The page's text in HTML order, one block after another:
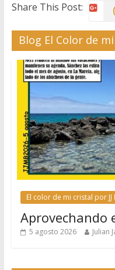
Share This Post:
Blog El Color de
El color de mi cristal por
Aprovechando
5 agosto 2026 Julian